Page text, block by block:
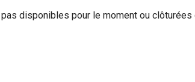
disponibles pour le moment ou